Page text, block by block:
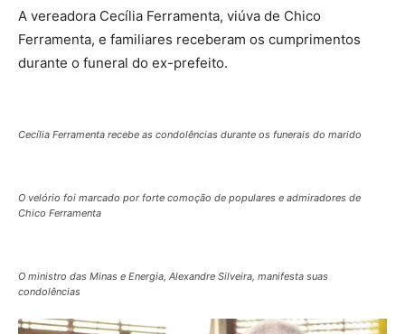
A vereadora Cecília Ferramenta, viúva de Chico
Ferramenta, e familiares receberam os cumprimentos
durante o funeral do ex-prefeito.
Cecília Ferramenta recebe as condolências durante os funerais do marido
O velório foi marcado por forte comoção de populares e admiradores de
Chico Ferramenta
O ministro das Minas e Energia, Alexandre Silveira, manifesta suas
condolências